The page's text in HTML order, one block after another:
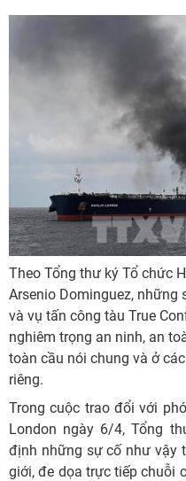
Theo Tổng thư ký Tổ chức
Arsenio Dominguez, những
và vụ tấn công tàu True
nghiêm trọng an ninh, an
toàn cầu nói chung và ở
riêng.
Trong cuộc trao đổi với
London ngày 6/4, Tổng
định những sự cố như vậy
giới, đe dọa trực tiếp chuỗi